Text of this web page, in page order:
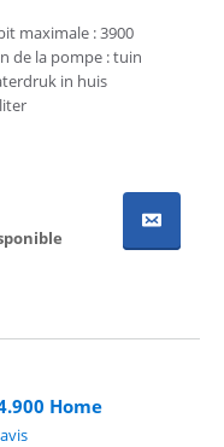
maximale : 3900
de la pompe : tuin
in huis
Home